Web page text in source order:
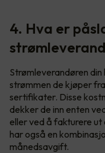
4. Hva er
Strømleverandøren
strømmen de kjøper
sertifikater. Disse
dekker de inn enten
eller ved å fakturere
har også en
månedsavgift.